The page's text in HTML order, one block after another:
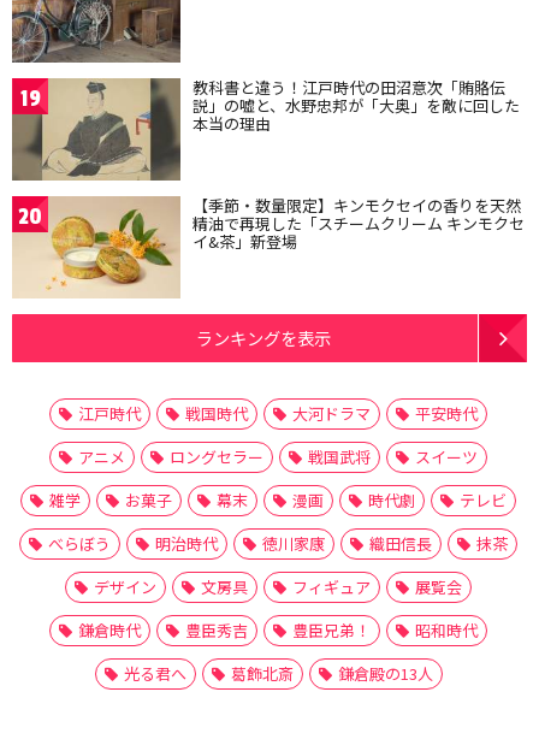
19 教科書と違う！江戸時代の田沼意次「賄賂伝
説」の嘘と、水野忠邦が「大奥」を敵に回した
本当の理由
20 【季節・数量限定】キンモクセイの香りを天然
精油で再現した「スチームクリーム キンモクセ
イ&茶」新登場
ランキングを表示
江戸時代 戦国時代 大河ドラマ
平安時代
アニメ
ロングセラー 戦国武将
スイーツ
雑学
お菓子 幕末 漫画 時代劇
テレビ
べらぼう
明治時代 徳川家康 織田信長
抹茶
デザイン
文房具 フィギュア
展覧会
鎌倉時代
豊臣秀吉 豊臣兄弟！
昭和時代
光る君へ
葛飾北斎 鎌倉殿の13人